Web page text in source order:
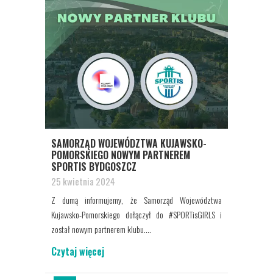
SAMORZĄD WOJEWÓDZTWA KUJAWSKO-
POMORSKIEGO NOWYM PARTNEREM
SPORTIS BYDGOSZCZ
25 kwietnia 2024
Z dumą informujemy, że Samorząd Województwa
Kujawsko-Pomorskiego dołączył do #SPORTisGIRLS i
został nowym partnerem klubu....
Czytaj więcej